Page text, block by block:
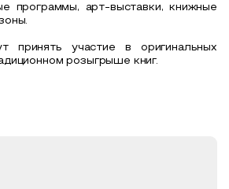
программы, арт-выставки, книжные
принять участие в оригинальных
розыгрыше книг.